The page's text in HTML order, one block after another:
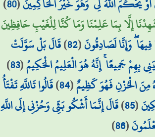
إِلَّا بِمَا عَلِمْنَا وَمَا كُنَّا لِلْغَيْبِ حَافِظِينَ
فِيهَا ۖ وَإِنَّا لَصَادِقُونَ(
82
)قَالَ بَلْ سَوَّلَتْ
جَمِيعًا ۚ إِنَّهُ هُوَ الْعَلِيمُ الْحَكِيمُ(
83
)
مِنَ الْحُزْنِ فَهُوَ كَظِيمٌ(
84
)قَالُوا تَاللَّهِ تَفْتَأُ
(
85
)قَالَ إِنَّمَا أَشْكُو بَثِّي وَحُزْنِي إِلَى اللَّهِ
(
86
)